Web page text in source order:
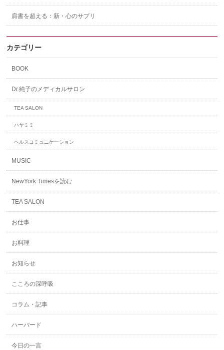
肩書を超える：新・心のサプリ
カテゴリー
BOOK
Dr.純子のメディカルサロン
TEA SALON
ハヤミミ
ヘルスコミュニケーション
MUSIC
NewYork Timesを読む
TEA SALON
お仕事
お料理
お知らせ
こころの深呼吸
コラム・記事
ハーバード
今日の一言